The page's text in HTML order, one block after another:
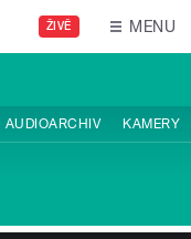
ŽIVĚ MENU
AUDIOARCHIV KAMERY